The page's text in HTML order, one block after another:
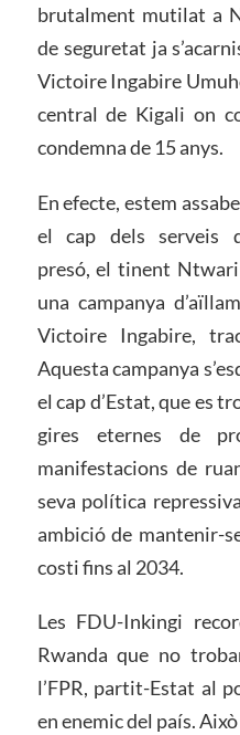
brutalment mutilat a
de seguretat ja
Victoire Ingabire
central de Kigali on
condemna de 15 anys.
En efecte, estem
el cap dels serveis
presó, el tinent
una campanya
Victoire Ingabire,
Aquesta campanya
el cap d’Estat, que es
gires eternes de
manifestacions de
seva política
ambició de mantenir-
costi fins al 2034.
Les FDU-Inkingi
Rwanda que no
l’FPR, partit-Estat al
en enemic del país.